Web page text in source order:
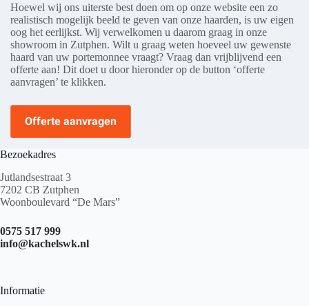
Hoewel wij ons uiterste best doen om op onze website een zo
realistisch mogelijk beeld te geven van onze haarden, is uw eigen
oog het eerlijkst. Wij verwelkomen u daarom graag in onze
showroom in Zutphen. Wilt u graag weten hoeveel uw gewenste
haard van uw portemonnee vraagt? Vraag dan vrijblijvend een
offerte aan! Dit doet u door hieronder op de button ‘offerte
aanvragen’ te klikken.
Offerte aanvragen
Bezoekadres
Jutlandsestraat 3
7202 CB Zutphen
Woonboulevard “De Mars”
0575 517 999
info@kachelswk.nl
Informatie